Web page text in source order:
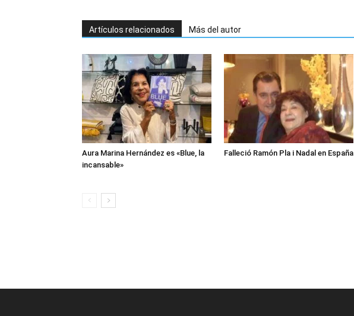
Artículos relacionados Más del autor
Aura Marina Hernández es «Blue, la
incansable»
Falleció Ramón Pla i Nadal en España